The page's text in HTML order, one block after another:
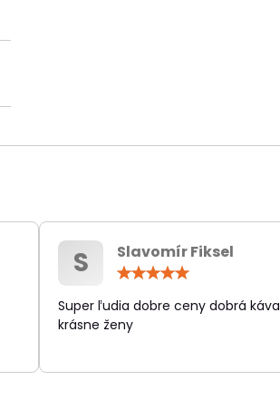
S
Slavomír Fiksel
/
5
Super ľudia dobre ceny dobrá káva
krásne ženy